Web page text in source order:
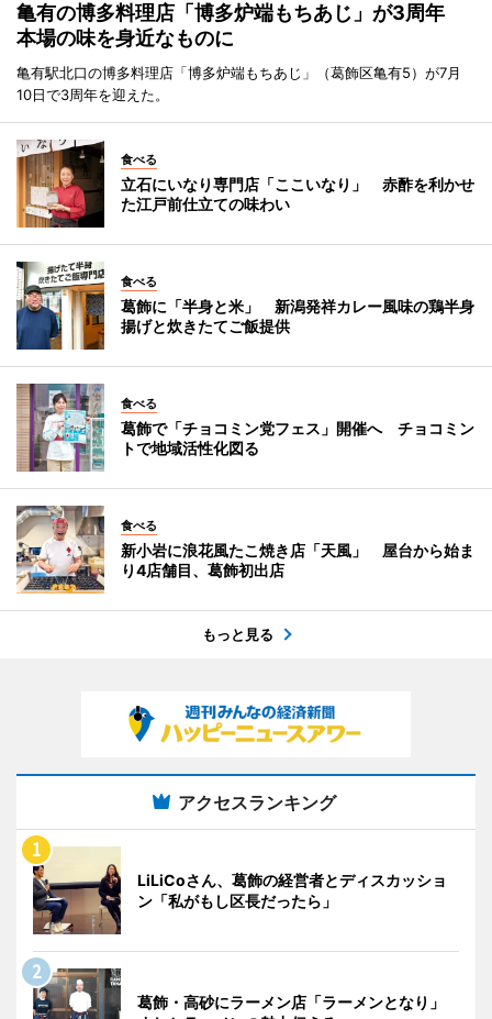
亀有の博多料理店「博多炉端もちあじ」が3周年
本場の味を身近なものに
亀有駅北口の博多料理店「博多炉端もちあじ」（葛飾区亀有5）が7月
10日で3周年を迎えた。
食べる
立石にいなり専門店「ここいなり」 赤酢を利かせ
た江戸前仕立ての味わい
食べる
葛飾に「半身と米」 新潟発祥カレー風味の鶏半身
揚げと炊きたてご飯提供
食べる
葛飾で「チョコミン党フェス」開催へ チョコミン
トで地域活性化図る
食べる
新小岩に浪花風たこ焼き店「天風」 屋台から始ま
り4店舗目、葛飾初出店
もっと見る
アクセスランキング
LiLiCoさん、葛飾の経営者とディスカッショ
ン「私がもし区長だったら」
葛飾・高砂にラーメン店「ラーメンとなり」